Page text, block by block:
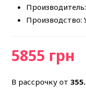
Производитель:
Производство:
5855 грн
В рассрочку от